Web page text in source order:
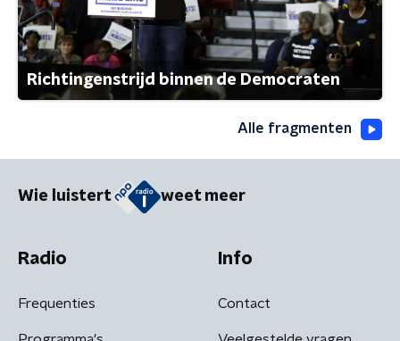
Richtingenstrijd binnen de Democraten
Alle fragmenten
Wie luistert weet meer
Radio
Frequenties
Info
Contact